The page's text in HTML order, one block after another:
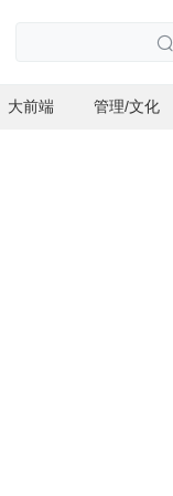

大前端 管理/文化